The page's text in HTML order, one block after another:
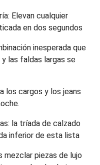
Elevan cualquier
en dos segundos
inesperada que
las faldas largas se
los cargos y los jeans
la tríada de calzado
inferior de esta lista
mezclar piezas de lujo